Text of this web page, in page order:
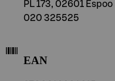
PL 173, 02601 Espoo
020 325525
EAN